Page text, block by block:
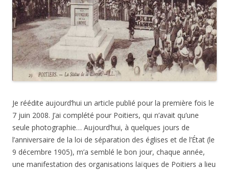
Je réédite aujourd’hui un article publié pour la première fois le
7 juin 2008. J’ai complété pour Poitiers, qui n’avait qu’une
seule photographie… Aujourd’hui, à quelques jours de
l’anniversaire de la loi de séparation des églises et de l’État (le
9 décembre 1905), m’a semblé le bon jour, chaque année,
une manifestation des organisations laïques de Poitiers a lieu